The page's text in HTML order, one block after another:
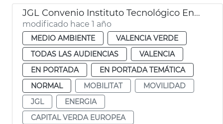
JGL Convenio Instituto Tecnológico Energía València
modificado hace 1 año
MEDIO AMBIENTE
VALENCIA VERDE
TODAS LAS AUDIENCIAS
VALENCIA
EN PORTADA
EN PORTADA TEMÁTICA
NORMAL
MOBILITAT
MOVILIDAD
JGL
ENERGIA
CAPITAL VERDA EUROPEA